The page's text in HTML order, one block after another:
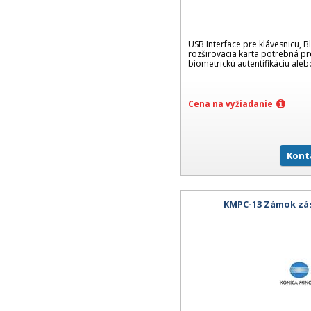
USB Interface pre klávesnicu,
rozširovacia karta potrebná
biometrickú autentifikáciu
Cena na vyžiadanie
KMPC-13 Zámok